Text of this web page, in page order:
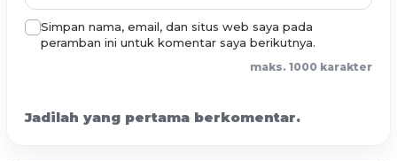
Simpan nama, email, dan situs web saya pada
peramban ini untuk komentar saya berikutnya.
maks. 1000 karakter
Jadilah yang pertama berkomentar.